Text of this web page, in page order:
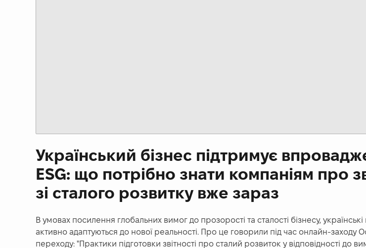
Український бізнес підтримує
ESG: що потрібно знати компаніям про
зі сталого розвитку вже зараз
В умовах посилення глобальних вимог до прозорості та сталості бізнесу, українські
активно адаптуються до нової реальності. Про це говорили під час онлайн-заходу
переходу: "Практики підготовки звітності про сталий розвиток у відповідності до